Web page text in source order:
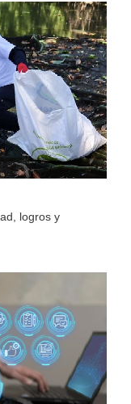
logros y